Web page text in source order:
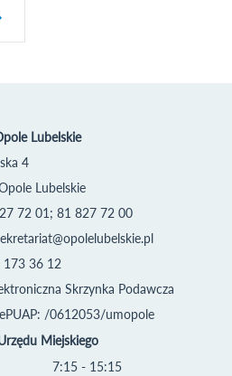
Lubelskie
4
Lubelskie
72 01; 81 827 72 00
173 36 12
Skrzynka Podawcza
/0612053/umopole
Miejskiego
7:15 - 15:15